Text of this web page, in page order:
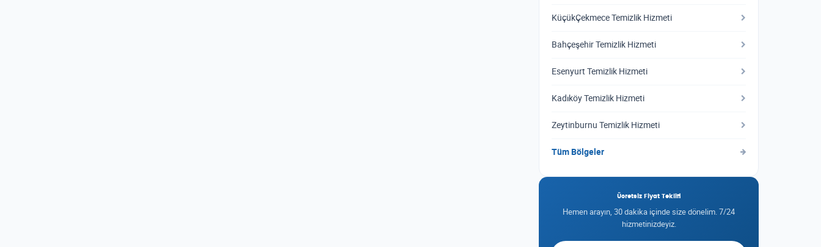
KüçükÇekmece Temizlik Hizmeti
Bahçeşehir Temizlik Hizmeti
Esenyurt Temizlik Hizmeti
Kadıköy Temizlik Hizmeti
Zeytinburnu Temizlik Hizmeti
Tüm Bölgeler
Ücretsiz Fiyat Teklifi
Hemen arayın, 30 dakika içinde size dönelim. 7/24
hizmetinizdeyiz.